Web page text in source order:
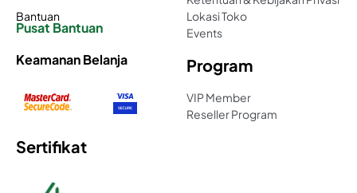
Bantuan
Pusat Bantuan
Keamanan Belanja
Lokasi Toko
Events
Program
VIP Member
Reseller Program
Sertifikat